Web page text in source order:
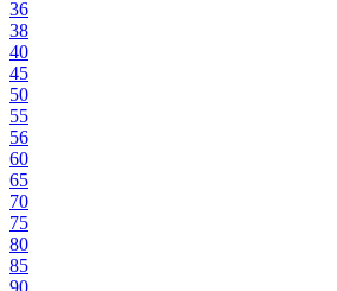
36
38
40
45
50
55
56
60
65
70
75
80
85
90